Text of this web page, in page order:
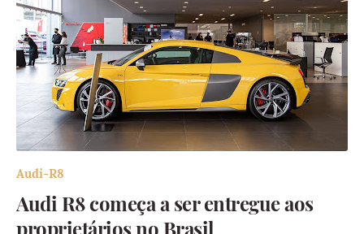
Audi-R8
Audi R8 começa a ser entregue aos
proprietários no Brasil